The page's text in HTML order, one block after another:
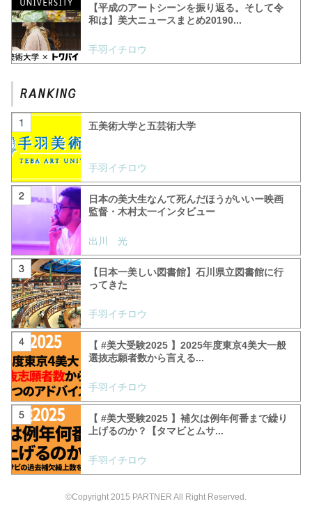
【平成のアートシーンを振り返る。そして令
和は】美大ニュースまとめ20190...
手羽イチロウ
五美術大学と五芸術大学
手羽イチロウ
日本の美大生なんて死んだほうがいいー映画
監督・木村太一インタビュー
出川 光
【日本一美しい図書館】石川県立図書館に行
ってきた
手羽イチロウ
【 #美大受験2025 】2025年度東京4美大一般
選抜志願者数から言える...
手羽イチロウ
【 #美大受験2025 】補欠は例年何番まで繰り
上げるのか？【タマビとムサ...
手羽イチロウ
©Copyright 2015 PARTNER All Right Reserved.